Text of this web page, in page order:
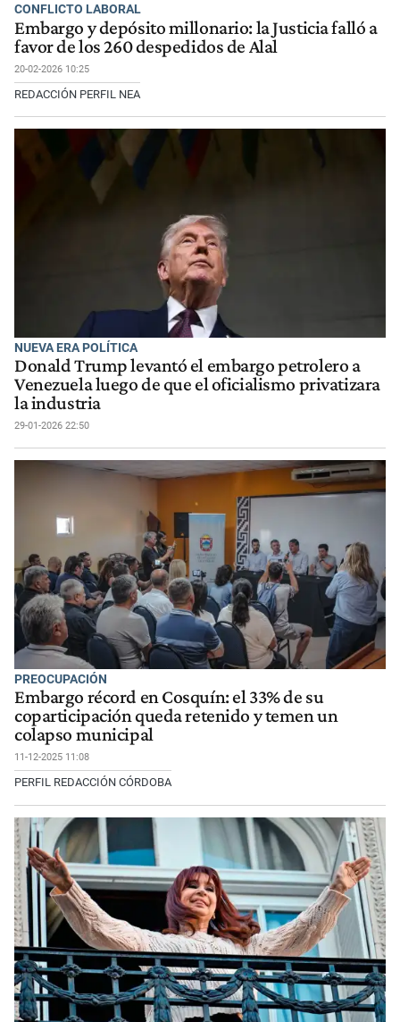
CONFLICTO LABORAL
Embargo y depósito millonario: la Justicia falló a
favor de los 260 despedidos de Alal
20-02-2026 10:25
REDACCIÓN PERFIL NEA
NUEVA ERA POLÍTICA
Donald Trump levantó el embargo petrolero a
Venezuela luego de que el oficialismo privatizara
la industria
29-01-2026 22:50
PREOCUPACIÓN
Embargo récord en Cosquín: el 33% de su
coparticipación queda retenido y temen un
colapso municipal
11-12-2025 11:08
PERFIL REDACCIÓN CÓRDOBA